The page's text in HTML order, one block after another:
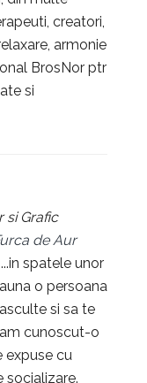
creatori,
armonie
BrosNor ptr
si
si Grafic
de Aur
spatele unor
o persoana
si sa te
cunoscut-o
expuse cu
socializare.